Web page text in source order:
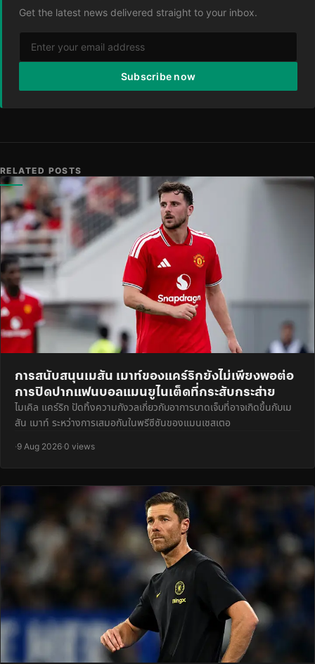
Get the latest news delivered straight to your inbox.
Subscribe now
RELATED POSTS
การสนับสนุนเมสัน เมาท์ของแคร์ริกยังไม่เพียงพอต่อ
การปิดปากแฟนบอลแมนยูไนเต็ดที่กระสับกระส่าย
ไมเคิล แคร์ริก ปัดทิ้งความกังวลเกี่ยวกับอาการบาดเจ็บที่อาจเกิดขึ้นกับเม
สัน เมาท์ ระหว่างการเสมอกันในพรีซีซันของแมนเชสเตอ
·9 Aug 2026·0 views